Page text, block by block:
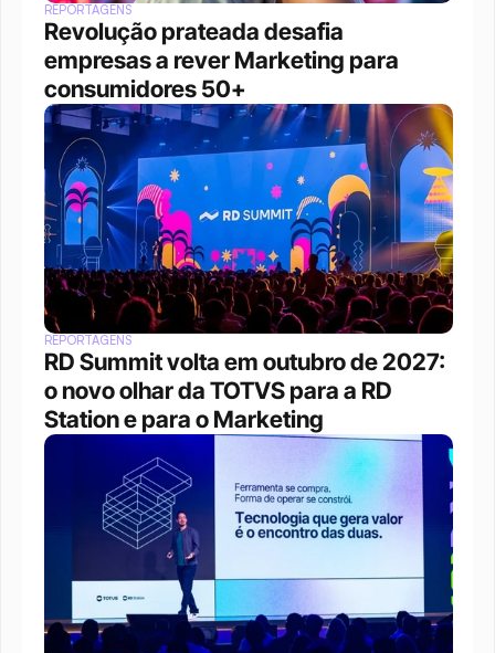
REPORTAGENS
Revolução prateada desafia
empresas a rever Marketing para
consumidores 50+
REPORTAGENS
RD Summit volta em outubro de 2027:
o novo olhar da TOTVS para a RD
Station e para o Marketing